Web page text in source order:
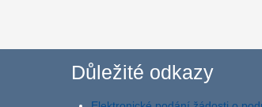
Důležité odkazy